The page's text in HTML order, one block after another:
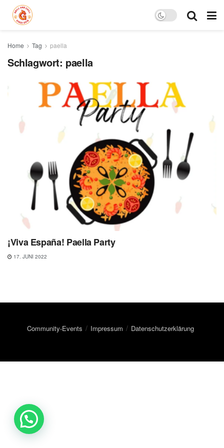
Home Tag paella
Schlagwort: paella
¡Viva España! Paella Party
17. JUNI 2022
Community-Events Impressum Datenschutzerklärung